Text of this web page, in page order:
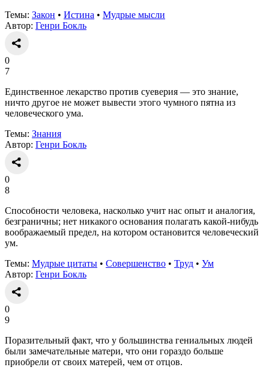
Темы: Закон • Истина • Мудрые мысли
Автор: Генри Бокль
0
7
Единственное лекарство против суеверия — это знание,
ничто другое не может вывести этого чумного пятна из
человеческого ума.
Темы: Знания
Автор: Генри Бокль
0
8
Способности человека, насколько учит нас опыт и аналогия,
безграничны; нет никакого основания полагать какой-нибудь
воображаемый предел, на котором остановится человеческий
ум.
Темы: Мудрые цитаты • Совершенство • Труд • Ум
Автор: Генри Бокль
0
9
Поразительный факт, что у большинства гениальных людей
были замечательные матери, что они гораздо больше
приобрели от своих матерей, чем от отцов.